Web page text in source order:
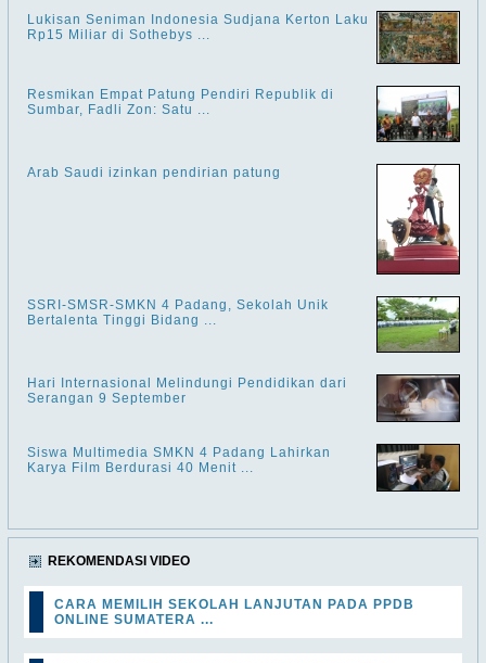
Lukisan Seniman Indonesia Sudjana Kerton Laku
Rp15 Miliar di Sothebys ...
Resmikan Empat Patung Pendiri Republik di
Sumbar, Fadli Zon: Satu ...
Arab Saudi izinkan pendirian patung
SSRI-SMSR-SMKN 4 Padang, Sekolah Unik
Bertalenta Tinggi Bidang ...
Hari Internasional Melindungi Pendidikan dari
Serangan 9 September
Siswa Multimedia SMKN 4 Padang Lahirkan
Karya Film Berdurasi 40 Menit ...
REKOMENDASI VIDEO
CARA MEMILIH SEKOLAH LANJUTAN PADA PPDB
ONLINE SUMATERA ...